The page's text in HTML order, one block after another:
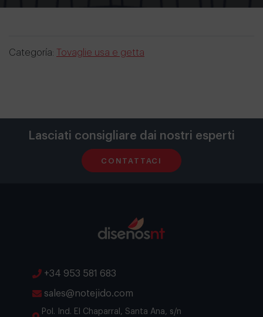
Categoría: Tovaglie usa e getta
Lasciati consigliare dai nostri esperti
CONTATTACI
+34 953 581 683
sales@notejido.com
Pol. Ind. El Chaparral, Santa Ana, s/n